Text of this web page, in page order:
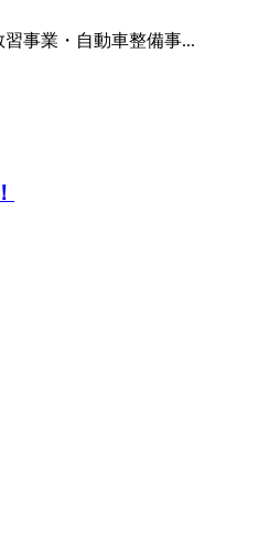
事業・自動車整備事...